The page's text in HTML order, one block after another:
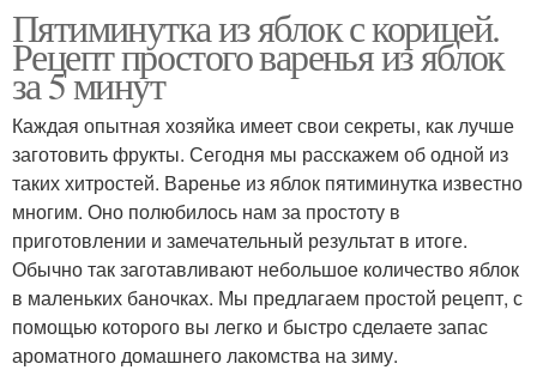
Варение из яблок Классический рецепт
Быстрый рецепт
Пятиминутка из яблок с корицей.
Рецепт простого варенья из яблок
за 5 минут
Каждая опытная хозяйка имеет свои секреты, как лучше
заготовить фрукты. Сегодня мы расскажем об одной из
таких хитростей. Варенье из яблок пятиминутка известно
многим. Оно полюбилось нам за простоту в
приготовлении и замечательный результат в итоге.
Обычно так заготавливают небольшое количество яблок
в маленьких баночках. Мы предлагаем простой рецепт, с
помощью которого вы легко и быстро сделаете запас
ароматного домашнего лакомства на зиму.